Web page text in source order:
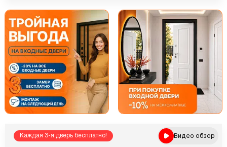
Каждая 3-я дверь бесплатно! Видео обзор